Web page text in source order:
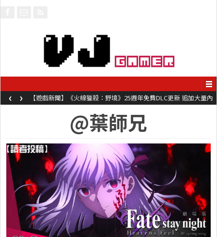
【遊戲新聞】《火線獵殺：野境》25週年免費DLC更新 追加大量內
容同時系舊作限時超平價折扣
‹ ›
@葉師兄